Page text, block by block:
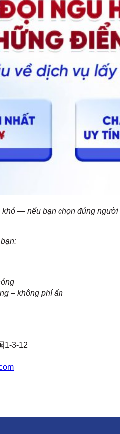
khó — nếu bạn chọn đúng người
– không phí ẩn
1-3-12